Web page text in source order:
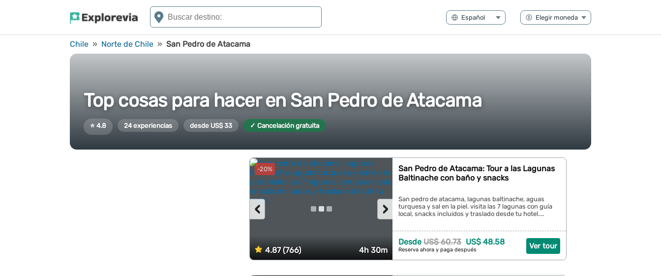
Chile » Norte de Chile » San Pedro de Atacama
Top cosas para hacer en San Pedro de Atacama
⭐ 4.8 24 experiencias desde US$ 33 ✓ Cancelación gratuita
-20%
4.87 (766) 4h 30m
›
‹
San Pedro de Atacama: Tour a las Lagunas
Baltinache con baño y snacks
San pedro de atacama, lagunas baltinache, aguas
turquesa y sal en la piel. visita las 7 lagunas con guía
local, snacks incluidos y traslado desde tu hotel....
Ver tour
Desde US$ 60.73 US$ 48.58
Reserva ahora y paga después